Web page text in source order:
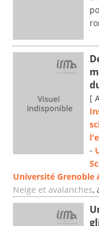
[
-
Université Grenoble
Neige et avalanches,